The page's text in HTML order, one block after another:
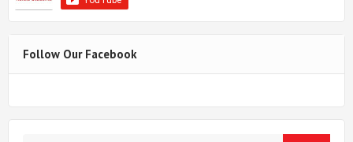
Follow Our Facebook